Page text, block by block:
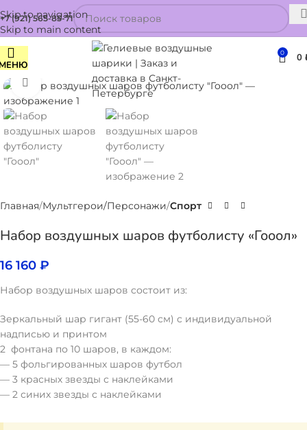
Skip to navigation
Skip to main content
+7 (921) 565-85-71
0 0
Нажмите, чтобы увеличить
Главная Мультгерои/Персонажи Спорт
Набор воздушных шаров футболисту «Гооол»
16 160 ₽
Набор воздушных шаров состоит из:
Зеркальный шар гигант (55-60 см) с индивидуальной
надписью и принтом
2 фонтана по 10 шаров, в каждом:
— 5 фольгированных шаров футбол
— 3 красных звезды с наклейками
— 2 синих звезды с наклейками